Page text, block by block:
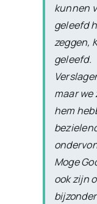
kunnen
geleefd
zeggen,
geleefd.
maar we
hem
Moge
ook zijn